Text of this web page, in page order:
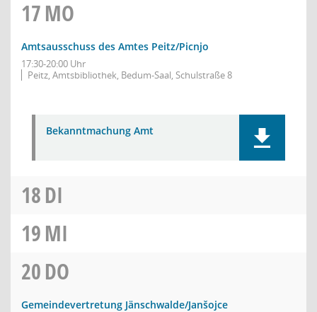
17MO
Amtsausschuss des Amtes Peitz/Picnjo
17:30-20:00 Uhr
Peitz, Amtsbibliothek, Bedum-Saal, Schulstraße 8
Bekanntmachung Amt
18DI
19MI
20DO
Gemeindevertretung Jänschwalde/Janšojce